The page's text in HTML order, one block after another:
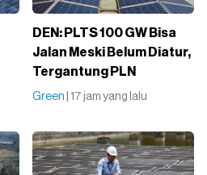
DEN: PLTS 100 GW Bisa
Jalan Meski Belum Diatur,
Tergantung PLN
Green | 17 jam yang lalu